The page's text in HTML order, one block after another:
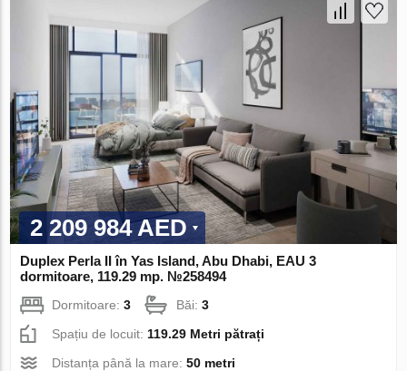
2 209 984 AED
Duplex Perla II în Yas Island, Abu Dhabi, EAU 3
dormitoare, 119.29 mp. №258494
Dormitoare:3 Băi:3
Spațiu de locuit:119.29 Metri pătrați
Distanța până la mare:50 metri